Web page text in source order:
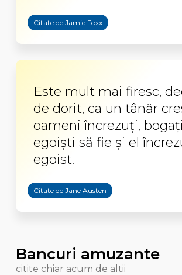
Citate de Jamie Foxx
Este mult mai firesc,
de dorit, ca un tânăr
oameni încrezuţi,
egoişti să fie şi el
egoist.
Citate de Jane Austen
Bancuri amuzante
citite chiar acum de altii